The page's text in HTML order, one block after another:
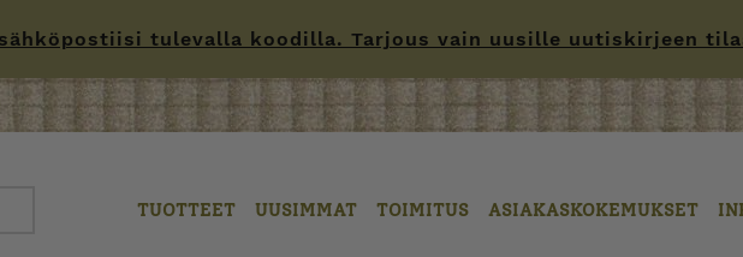
tulevalla koodilla. Tarjous vain uusille uutiskirjeen
TUOTTEET UUSIMMAT TOIMITUS ASIAKASKOKEMUKSET